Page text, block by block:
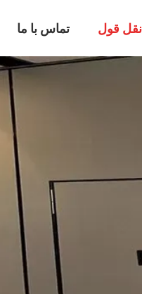
تماس با ما قول